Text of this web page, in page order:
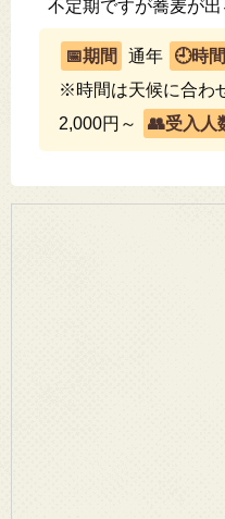
不定期ですが蕎麦が出
通年
※時間は天候に合わ
2,000円～